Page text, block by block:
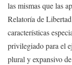
las mismas que las
Relatoría de
características
privilegiado para el
plural y expansivo